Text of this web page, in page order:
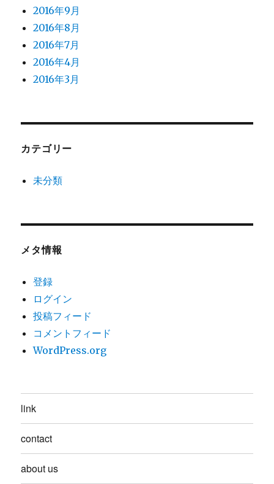
2016年9月
2016年8月
2016年7月
2016年4月
2016年3月
カテゴリー
未分類
メタ情報
登録
ログイン
投稿フィード
コメントフィード
WordPress.org
link
contact
about us